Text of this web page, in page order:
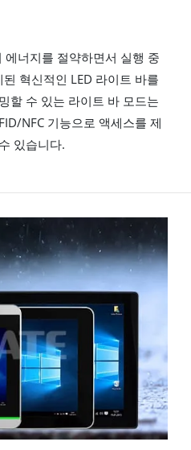
너지를 절약하면서 실행 중
혁신적인 LED 라이트 바를
할 수 있는 라이트 바 모드는
NFC 기능으로 액세스를 제
있습니다.